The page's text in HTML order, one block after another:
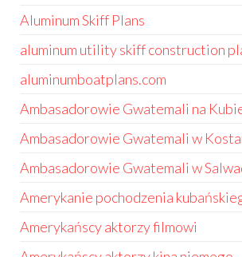
Aluminum Skiff Plans
aluminum utility skiff construction
aluminumboatplans.com
Ambasadorowie Gwatemali na
Ambasadorowie Gwatemali w
Ambasadorowie Gwatemali w
Amerykanie pochodzenia
Amerykańscy aktorzy filmowi